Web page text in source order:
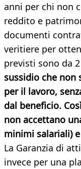
anni per chi non
reddito e
documenti
veritiere per
previsti sono da
sussidio che non
per il lavoro,
dal beneficio.
non accettano
minimi salariali)
La Garanzia di
invece per una